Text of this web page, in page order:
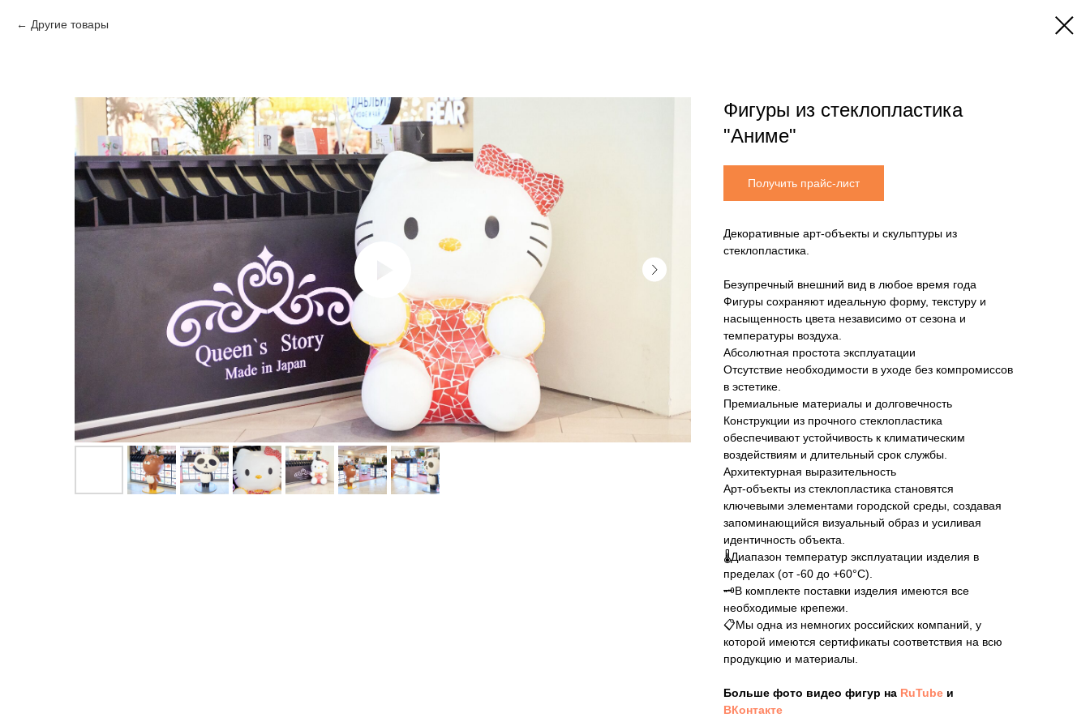
Другие товары
Фигуры из стеклопластика
"Аниме"
Получить прайс-лист
Декоративные арт-объекты и скульптуры из
стеклопластика.
Безупречный внешний вид в любое время года
Фигуры сохраняют идеальную форму, текстуру и
насыщенность цвета независимо от сезона и
температуры воздуха.
Абсолютная простота эксплуатации
Отсутствие необходимости в уходе без компромиссов
в эстетике.
Премиальные материалы и долговечность
Конструкции из прочного стеклопластика
обеспечивают устойчивость к климатическим
воздействиям и длительный срок службы.
Архитектурная выразительность
Арт-объекты из стеклопластика становятся
ключевыми элементами городской среды, создавая
запоминающийся визуальный образ и усиливая
идентичность объекта.
🌡️Диапазон температур эксплуатации изделия в
пределах (от -60 до +60°C).
🗝️В комплекте поставки изделия имеются все
необходимые крепежи.
📋Мы одна из немногих российских компаний, у
которой имеются сертификаты соответствия на всю
продукцию и материалы.
Больше фото видео фигур на RuTube и
ВКонтакте